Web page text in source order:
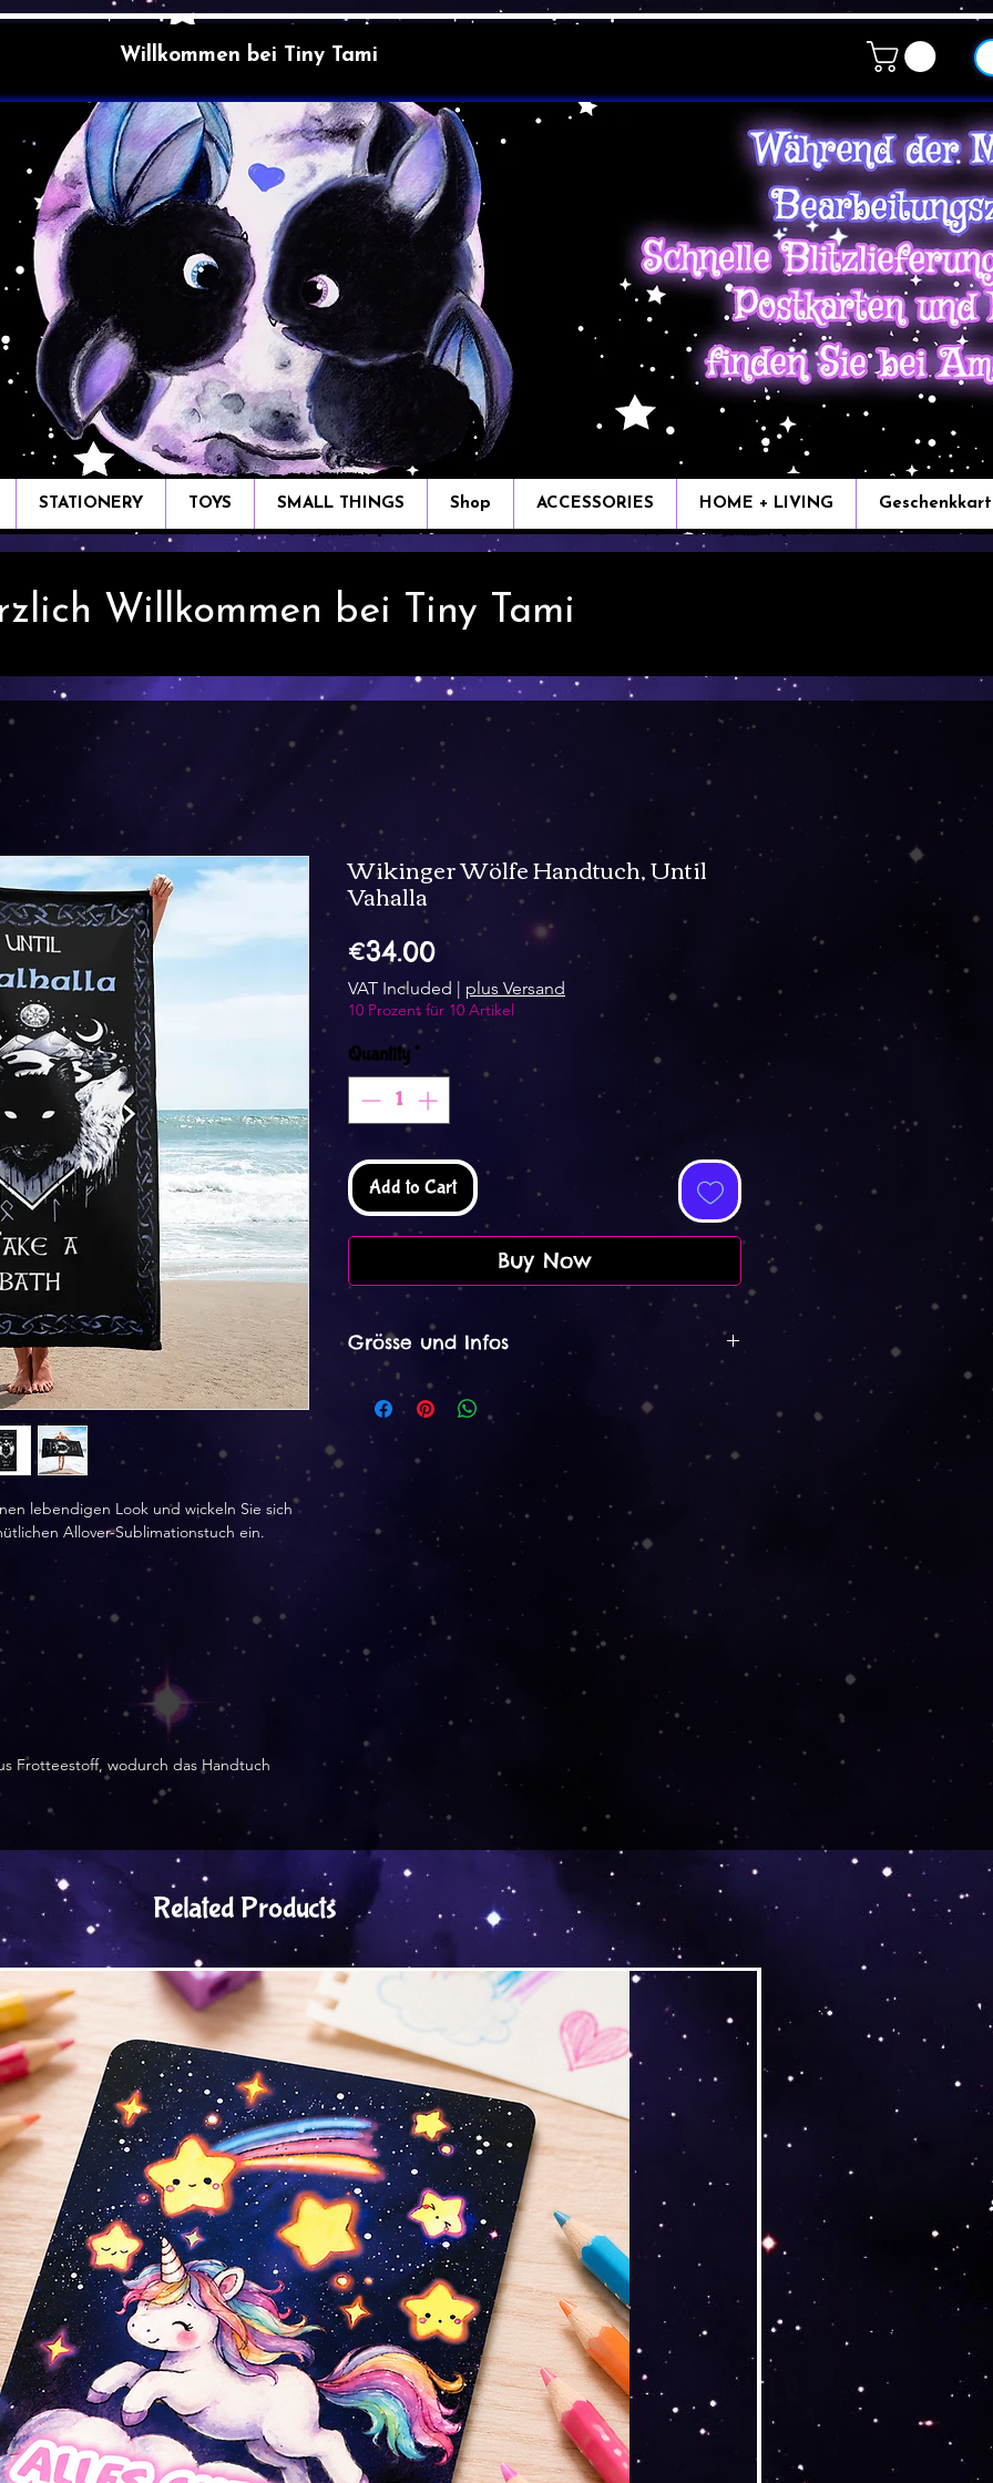
Willkommen bei Tiny Tami
STATIONERY TOYS SMALL THINGS Shop ACCESSORIES HOME + LIVING
Willkommen bei Tiny Tami
lebendigen Look und wickeln Sie sich
Allover-Sublimationstuch ein.
Frotteestoff, wodurch das Handtuch
Wikinger Wölfe Handtuch, Until
Vahalla
€34.00Price
VAT Included | plus Versand
10 Prozent für 10 Artikel
Quantity*
Add to Cart
Buy Now
Grösse und Infos
Das Handtuch ist 152 x 76 cm gross.
Dieses Produkt wird im Print on demand
Verfahren hergestellt. Das heisst, es wird nach
Eingang der Bestellung von meiner Partnerfirma
in Lettland hergestellt, gedruckt und von dort
an Sie versendet in einem separaten Paket.
Related Products